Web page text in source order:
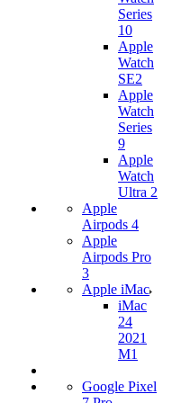
Series
10
Apple
Watch
SE2
Apple
Watch
Series
9
Apple
Watch
Ultra 2
Apple
Airpods 4
Apple
Airpods Pro
3
Apple iMac
iMac
24
2021
M1
Google Pixel